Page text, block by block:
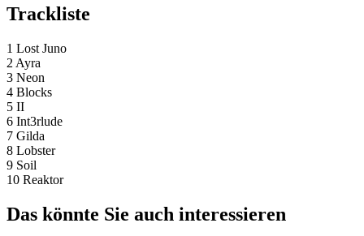
Trackliste
1 Lost Juno
2 Ayra
3 Neon
4 Blocks
5 II
6 Int3rlude
7 Gilda
8 Lobster
9 Soil
10 Reaktor
Das könnte Sie auch interessieren